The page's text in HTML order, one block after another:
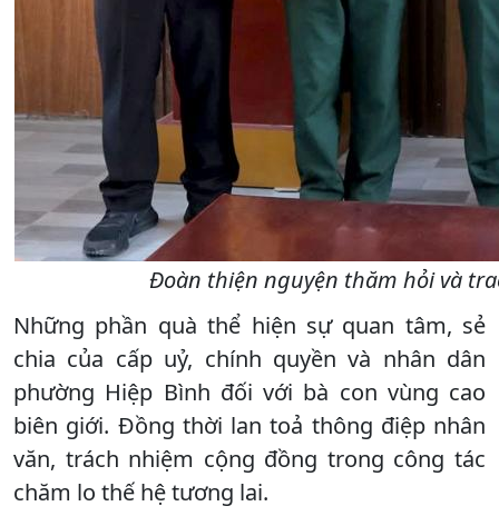
Đoàn thiện nguyện thăm hỏi và
Những phần quà thể hiện sự quan tâm, sẻ
chia của cấp uỷ, chính quyền và nhân dân
phường Hiệp Bình đối với bà con vùng cao
biên giới. Đồng thời lan toả thông điệp nhân
văn, trách nhiệm cộng đồng trong công tác
chăm lo thế hệ tương lai.